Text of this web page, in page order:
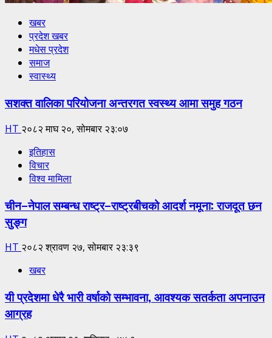
खबर
प्रदेश खबर
मधेस प्रदेश
समाज
स्वास्थ्य
सशक्त वालिका परियोजना अन्तरगत स्वस्थ्य आमा समुह गठन
HT २०८२ माघ २०, सोमबार २३:०७
इतिहास
विचार
विश्व मामिला
चीन–नेपाल सम्बन्ध राष्ट्र–राष्ट्रबीचको आदर्श नमूना: राजदूत छन
सुङ्ग
HT २०८२ श्रावण २७, सोमबार २३:३९
खबर
यी प्रदेशमा धेरै भारी वर्षाको सम्भावना, आवश्यक सतर्कता अपनाउन
आग्रह